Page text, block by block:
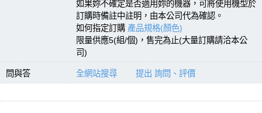
如果妳不確定是否適用妳的機器，可將使用機型於
訂購時備註中註明，由本公司代為確認。
如何指定訂購 產品規格(顏色)
限量供應5(組/個)，售完為止(大量訂購請洽本公
司)
問與答 全網站搜尋 提出 詢問、評價